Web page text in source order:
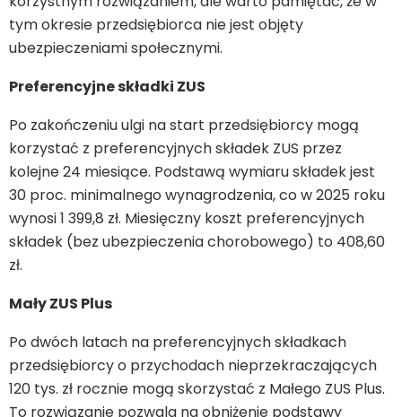
tym okresie przedsiębiorca nie jest objęty
ubezpieczeniami społecznymi.
Preferencyjne składki ZUS
Po zakończeniu ulgi na start przedsiębiorcy mogą
korzystać z preferencyjnych składek ZUS przez
kolejne 24 miesiące. Podstawą wymiaru składek jest
30 proc. minimalnego wynagrodzenia, co w 2025 roku
wynosi 1 399,8 zł. Miesięczny koszt preferencyjnych
składek (bez ubezpieczenia chorobowego) to 408,60
zł.
Mały ZUS Plus
Po dwóch latach na preferencyjnych składkach
przedsiębiorcy o przychodach nieprzekraczających
120 tys. zł rocznie mogą skorzystać z Małego ZUS Plus.
To rozwiązanie pozwala na obniżenie podstawy